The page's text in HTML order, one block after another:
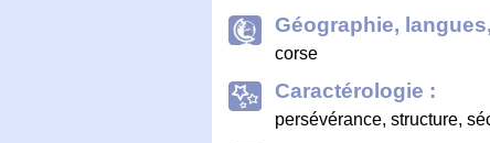
Géographie,
corse
Caractérologie :
persévérance, structure,